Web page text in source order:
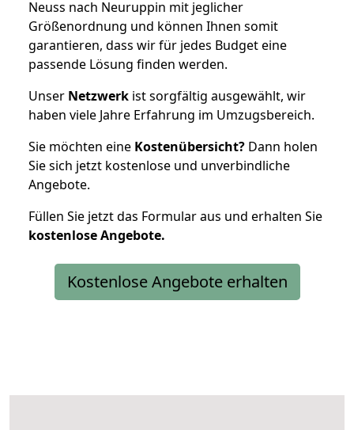
Neuss nach Neuruppin mit jeglicher
Größenordnung und können Ihnen somit
garantieren, dass wir für jedes Budget eine
passende Lösung finden werden.
Unser Netzwerk ist sorgfältig ausgewählt, wir
haben viele Jahre Erfahrung im Umzugsbereich.
Sie möchten eine Kostenübersicht? Dann holen
Sie sich jetzt kostenlose und unverbindliche
Angebote.
Füllen Sie jetzt das Formular aus und erhalten Sie
kostenloseAngebote.
Kostenlose Angebote erhalten